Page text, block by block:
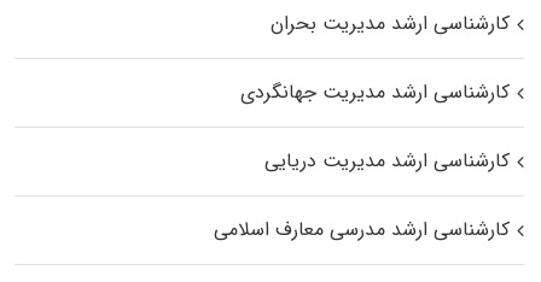
کارشناسی ارشد مدیریت بحران
کارشناسی ارشد مدیریت جهانگردی
کارشناسی ارشد مدیریت دریایی
کارشناسی ارشد مدرسی معارف اسلامی